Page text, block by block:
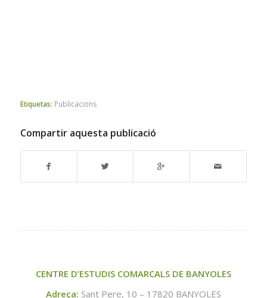
Etiquetas: Publicacions
Compartir aquesta publicació
CENTRE D’ESTUDIS COMARCALS DE BANYOLES
Adreça: Sant Pere, 10 – 17820 BANYOLES